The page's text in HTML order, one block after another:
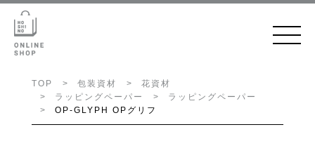
TOP 包装資材
花資材
ラッピングペーパー
ラッピングペーパー
OP-GLYPH OPグリフ